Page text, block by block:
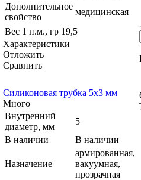
Дополнительное
свойство
медицинская
Вес 1 п.м., гр 19,5
Характеристики
Отложить
Сравнить
Силиконовая трубка 5х3 мм
Много
Внутренний
диаметр, мм
5
В наличии
В наличии
Назначение
армированная,
вакуумная,
прозрачная